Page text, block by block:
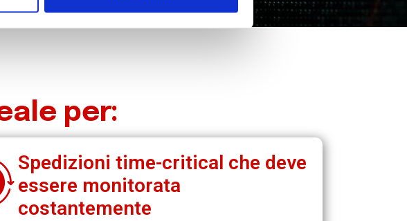
per:
Spedizioni time-critical che deve
essere monitorata
costantemente